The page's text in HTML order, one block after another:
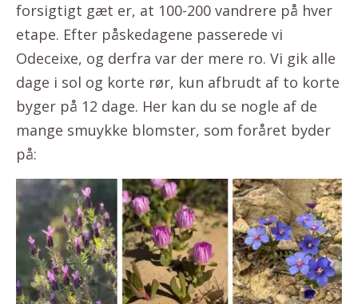
forsigtigt gæt er, at 100-200 vandrere på hver
etape. Efter påskedagene passerede vi
Odeceixe, og derfra var der mere ro. Vi gik alle
dage i sol og korte rør, kun afbrudt af to korte
byger på 12 dage. Her kan du se nogle af de
mange smuykke blomster, som foråret byder
på: